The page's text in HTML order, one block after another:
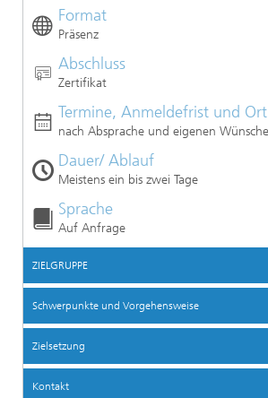
Format
Präsenz
Abschluss
Zertifikat
Termine, Anmeldefrist und Ort
nach Absprache und eigenen
Dauer/ Ablauf
Meistens ein bis zwei Tage
Sprache
Auf Anfrage
ZIELGRUPPE
Schwerpunkte und Vorgehensweise
Zielsetzung
Kontakt